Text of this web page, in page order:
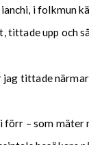
i folkmun
tittade upp och
tittade
– som